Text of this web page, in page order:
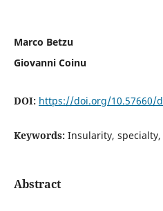
Marco Betzu
Giovanni Coinu
DOI: https://doi.org/10.57660/
Keywords: Insularity,
Abstract